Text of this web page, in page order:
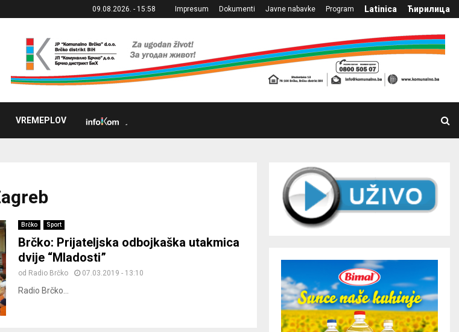
09.08.2026. - 15:58 Impresum Dokumenti Javne nabavke Program Latinica Ћирилица
VREMEPLOV
Brčko Sport
Brčko: Prijateljska odbojkaška utakmica
dvije “Mladosti”
od Radio Brčko 07.03.2019 - 13:10
Radio Brčko...